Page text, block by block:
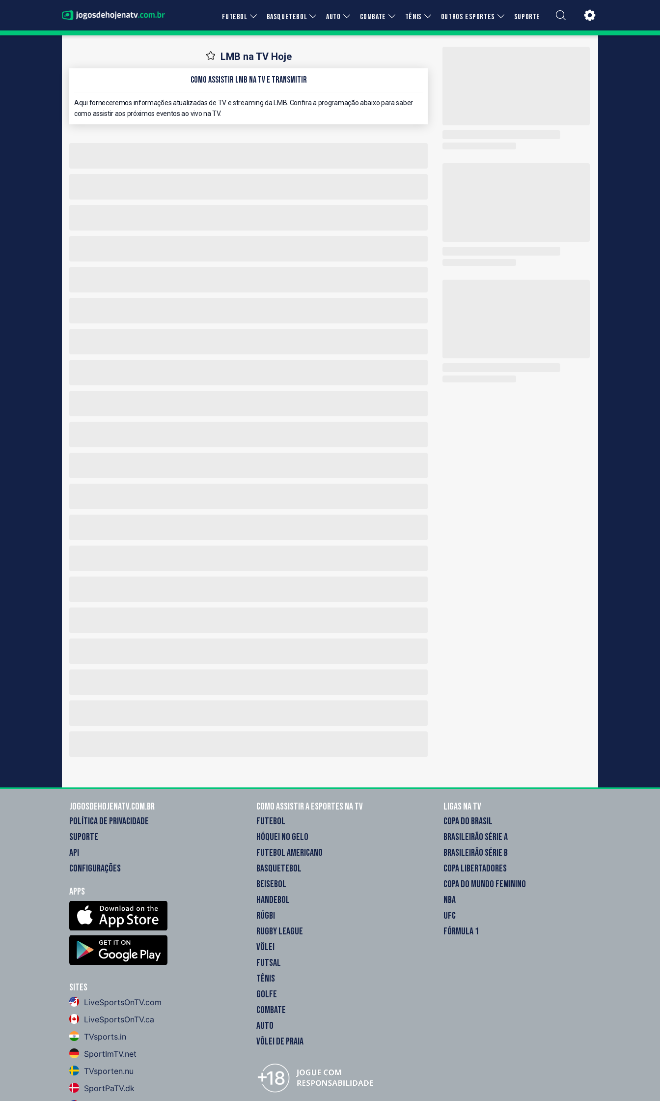
FUTEBOL BASQUETEBOL AUTO COMBATE TÊNIS OUTROS ESPORTES SUPORTE
LMB na TV Hoje
Como Assistir LMB na TV e Transmitir
Aqui forneceremos informações atualizadas de TV e streaming da LMB. Confira a programação abaixo para saber
como assistir aos próximos eventos ao vivo na TV.
Jogosdehojenatv.com.br
POLÍTICA DE PRIVACIDADE
SUPORTE
API
CONFIGURAÇÕES
Apps
Sites
LiveSportsOnTV.com
LiveSportsOnTV.ca
TVsports.in
SportImTV.net
TVsporten.nu
SportPaTV.dk
Como assistir a esportes na TV
FUTEBOL
HÓQUEI NO GELO
FUTEBOL AMERICANO
BASQUETEBOL
BEISEBOL
HANDEBOL
RÚGBI
RUGBY LEAGUE
VÔLEI
FUTSAL
TÊNIS
GOLFE
COMBATE
AUTO
VÔLEI DE PRAIA
Ligas na TV
COPA DO BRASIL
BRASILEIRÃO SÉRIE A
BRASILEIRÃO SÉRIE B
COPA LIBERTADORES
COPA DO MUNDO FEMININO
NBA
UFC
FÓRMULA 1